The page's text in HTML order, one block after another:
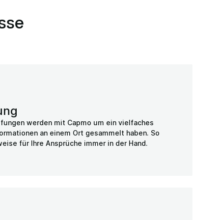
werden mit Capmo um ein vielfaches
an einem Ort gesammelt haben. So
für Ihre Ansprüche immer in der Hand.